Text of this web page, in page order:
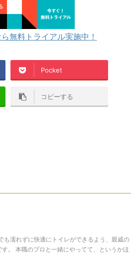
無料トライアル実施中！
Pocket
コピーする
濡れずに快適にトイレができるよう、親戚の
。 本職のプロと一緒にやってて、というかほ